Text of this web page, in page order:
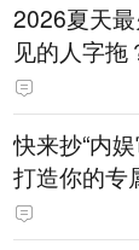
2026夏天
见的人字拖
快来抄“内
打造你的专